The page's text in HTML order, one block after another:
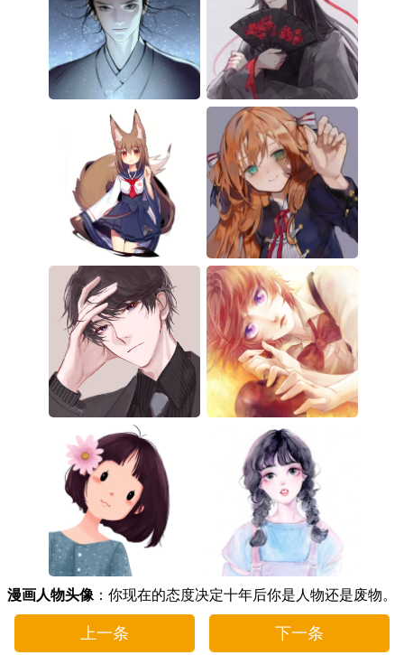
漫画人物头像 ：你现在的态度决定十年后你是人物还是废物。
上一条 下一条